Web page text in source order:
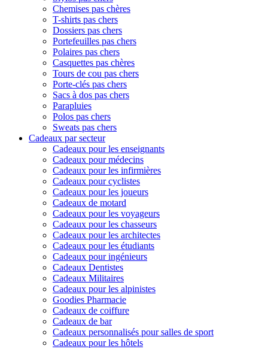
Chemises pas chères
T-shirts pas chers
Dossiers pas chers
Portefeuilles pas chers
Polaires pas chers
Casquettes pas chères
Tours de cou pas chers
Porte-clés pas chers
Sacs à dos pas chers
Parapluies
Polos pas chers
Sweats pas chers
Cadeaux par secteur
Cadeaux pour les enseignants
Cadeaux pour médecins
Cadeaux pour les infirmières
Cadeaux pour cyclistes
Cadeaux pour les joueurs
Cadeaux de motard
Cadeaux pour les voyageurs
Cadeaux pour les chasseurs
Cadeaux pour les architectes
Cadeaux pour les étudiants
Cadeaux pour ingénieurs
Cadeaux Dentistes
Cadeaux Militaires
Cadeaux pour les alpinistes
Goodies Pharmacie
Cadeaux de coiffure
Cadeaux de bar
Cadeaux personnalisés pour salles de sport
Cadeaux pour les hôtels